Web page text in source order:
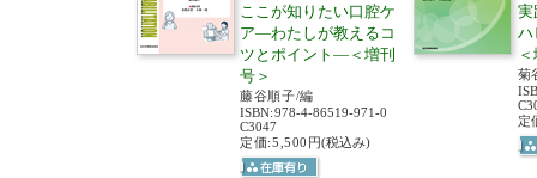
ここが知りたい口腔ケ
ア―わたしが教えるコ
ツとポイント―＜増刊
号＞
藤谷順子/編
ISBN:978-4-86519-971-0
C3047
定価:5,500円(税込み)
実
ハ
菊
定